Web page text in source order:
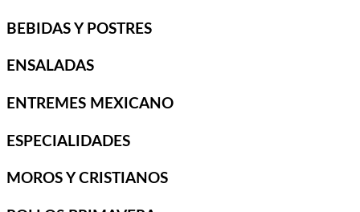
BEBIDAS Y POSTRES
ENSALADAS
ENTREMES MEXICANO
ESPECIALIDADES
MOROS Y CRISTIANOS